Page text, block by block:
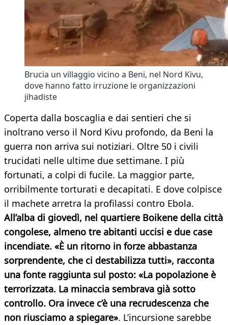
Brucia un villaggio vicino a Beni, nel Nord Kivu,
dove hanno fatto irruzione le organizzazioni
jihadiste
Coperta dalla boscaglia e dai sentieri che si
inoltrano verso il Nord Kivu profondo, da Beni la
guerra non arriva sui notiziari. Oltre 50 i civili
trucidati nelle ultime due settimane. I più
fortunati, a colpi di fucile. La maggior parte,
orribilmente torturati e decapitati. E dove colpisce
il machete arretra la profilassi contro Ebola.
All’alba di giovedì, nel quartiere Boikene della città
congolese, almeno tre abitanti uccisi e due case
incendiate. «È un ritorno in forze abbastanza
sorprendente, che ci destabilizza tutti», racconta
una fonte raggiunta sul posto: «La popolazione è
terrorizzata. La minaccia sembrava già sotto
controllo. Ora invece c’è una recrudescenza che
non riusciamo a spiegare». L’incursione sarebbe